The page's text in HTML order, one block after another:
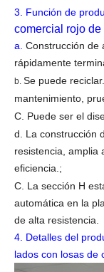
Ventilador de
Acero, acero
Placa de acero
inoxidable
PVC, tubería
mm
fuerza
Pernos de
tierra
RodM24, M27,
M30, M33,
10.9s
3. Función de
comercial rojo
a. Construcción de
rápidamente
b. Se puede
mantenimiento,
C. Puede ser el
d. La construcción
resistencia, amplia
eficiencia.;
C. La sección H
automática en la
de alta resistencia.
4. Detalles del
lados con losas de